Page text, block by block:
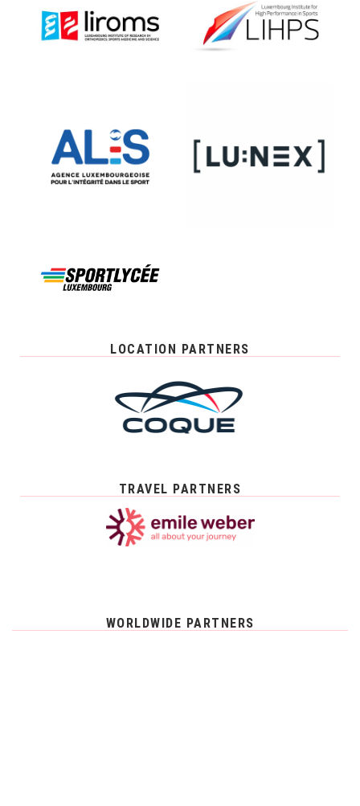
LOCATION PARTNERS
TRAVEL PARTNERS
WORLDWIDE PARTNERS